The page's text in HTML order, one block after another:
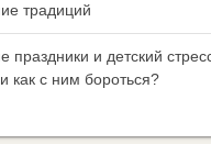
традиций
праздники и детский
как с ним бороться?